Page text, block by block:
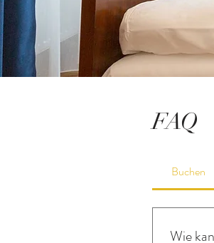
FAQ
Buchen
Wie